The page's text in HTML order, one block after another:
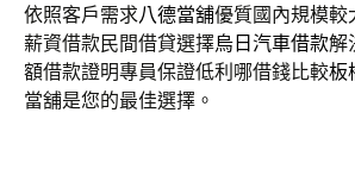
依照客戶需求八德當舖優質國內規模較
薪資借款民間借貸選擇烏日汽車借款解
額借款證明專員保證低利哪借錢比較板
當舖是您的最佳選擇。